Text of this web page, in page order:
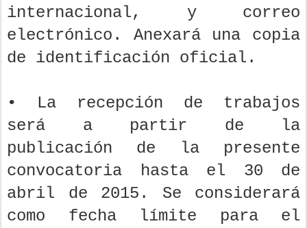
internacional, y correo
electrónico. Anexará una copia
de identificación oficial.
• La recepción de trabajos
será a partir de la
publicación de la presente
convocatoria hasta el 30 de
abril de 2015. Se considerará
como fecha límite para el